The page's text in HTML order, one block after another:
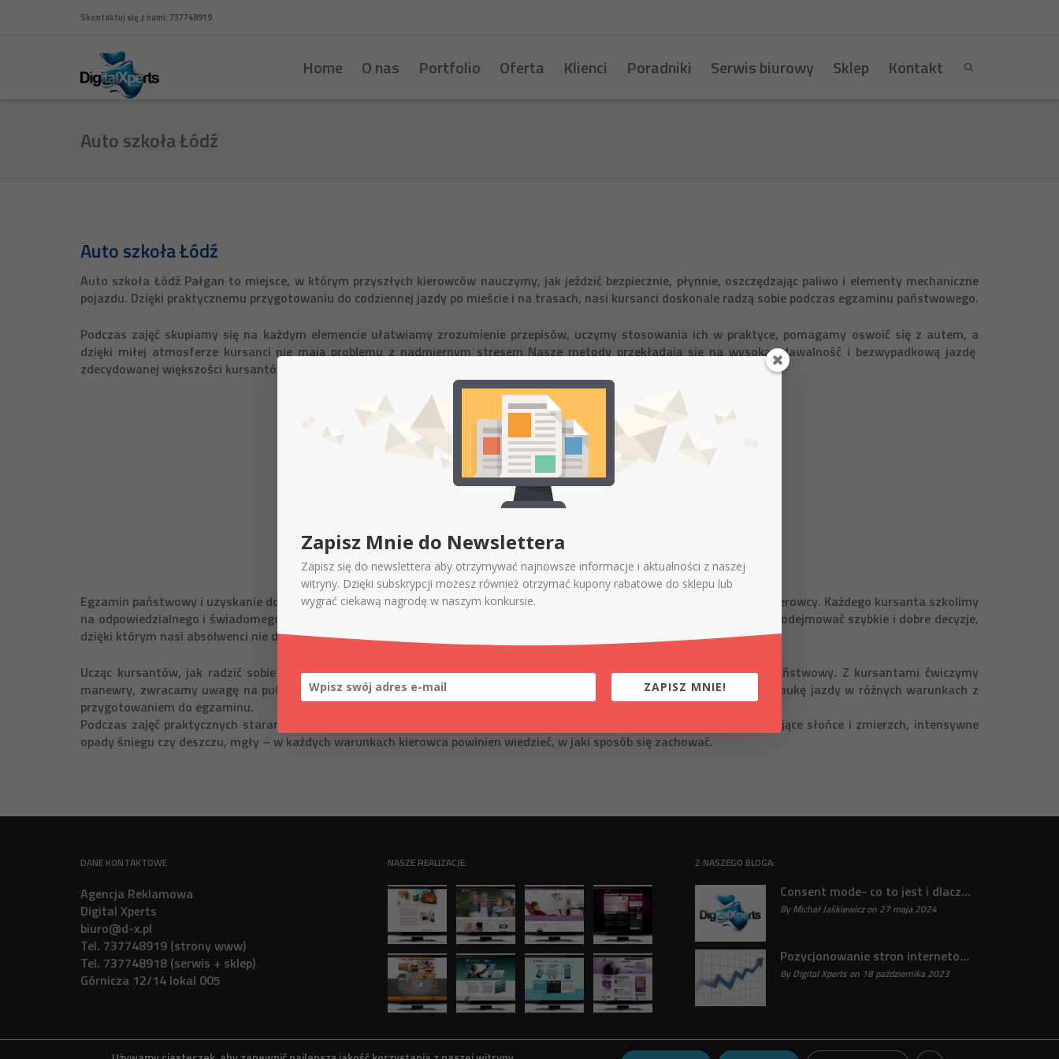
Skontaktuj się z nami: 737748919
Home O nas Portfolio Oferta Klienci Poradniki Serwis biurowy Sklep Kontakt
Auto szkoła Łódź
Auto szkoła Łódź
Auto szkoła ŁódźPałgan to miejsce, w którym przyszłych kierowców nauczymy, jak jeździć bezpiecznie, płynnie, oszczędzając paliwo i elementy mechaniczne
pojazdu. Dzięki praktycznemu przygotowaniu do codziennej jazdy po mieście i na trasach, nasi kursanci doskonale radzą sobie podczas egzaminu państwowego.
Podczas zajęć skupiamy się na każdym elemencie ułatwiamy zrozumienie przepisów, uczymy stosowania ich w praktyce, pomagamy oswoić się z autem, a
dzięki miłej atmosferze kursanci nie mają problemu z nadmiernym stresem Nasze metody przekładają się na wysoką zdawalność i bezwypadkową jazdę
zdecydowanej większości kursantów.
Egzamin państwowy i uzyskanie dokumentu do prowadzenia pojazdu jest dopiero początkiem samodzielnej jazdy każdego kierowcy. Każdego kursanta szkolimy
na odpowiedzialnego i świadomego kierowcę, który poradzi sobie w każdej sytuacji. Nie uczymy jazdy na pamięć – uczymy podejmować szybkie i dobre decyzje,
dzięki którym nasi absolwenci nie doprowadzą do niebezpiecznej sytuacji na drodze.
Ucząc kursantów, jak radzić sobie na drogach w codziennych sytuacjach, zwracamy uwagę na cel jakim jest egzamin państwowy. Z kursantami ćwiczymy
manewry, zwracamy uwagę na pułapki, jakie potrafią zaskoczyć najlepiej przygotowane osoby. Podczas kursu ćwiczymy naukę jazdy w różnych warunkach z
przygotowaniem do egzaminu.
Podczas zajęć praktycznych staramy się jak najlepiej wykorzystywać panujące na drogach warunki atmosferyczne. Oślepiające słońce i zmierzch, intensywne
opady śniegu czy deszczu, mgły – w każdych warunkach kierowca powinien wiedzieć, w jaki sposób się zachować.
DANE KONTAKTOWE
Agencja Reklamowa
Digital Xperts
biuro@d-x.pl
Tel. 737748919 (strony www)
Tel. 737748918 (serwis + sklep)
Górnicza 12/14 lokal 005
NASZE REALIZACJE: Z NASZEGO BLOGA:
Consent mode- co to jest i dlaczego jest ważne?
By Michał Jaśkiewicz on 27 maja 2024
Pozycjonowanie stron internetowych : Klucz do sukcesu online odkryty
By Digital Xperts on 18 października 2023
Zapisz Mnie do Newslettera
Zapisz się do newslettera aby otrzymywać najnowsze informacje i aktualności z naszej
witryny. Dzięki subskrypcji możesz również otrzymać kupony rabatowe do sklepu lub
wygrać ciekawą nagrodę w naszym konkursie.
ZAPISZ MNIE!